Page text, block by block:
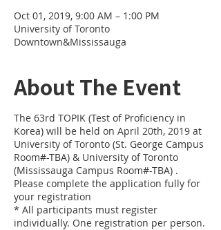
Oct 01, 2019, 9:00 AM – 1:00 PM
University of Toronto
Downtown&Mississauga
About The Event
The 63rd TOPIK (Test of Proficiency in
Korea) will be held on April 20th, 2019 at
University of Toronto (St. George Campus
Room#-TBA) & University of Toronto
(Mississauga Campus Room#-TBA) .
Please complete the application fully for
your registration
* All participants must register
individually. One registration per person.